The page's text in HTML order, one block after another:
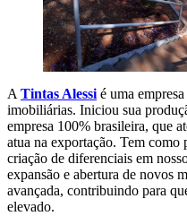
ATintas Alessié uma
imobiliárias. Iniciou sua
empresa 100% brasileira, que
atua na exportação. Tem
criação de diferenciais em
expansão e abertura de novos
avançada, contribuindo para
elevado.